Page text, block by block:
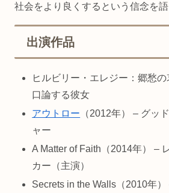
社会をより良くするという信念を語
出演作品
ヒルビリー・エレジー：郷愁
口論する彼女
アウトロー （2012年） – グッ
ャー
A Matter of Faith（2014年） –
カー（主演）
Secrets in the Walls（2010年